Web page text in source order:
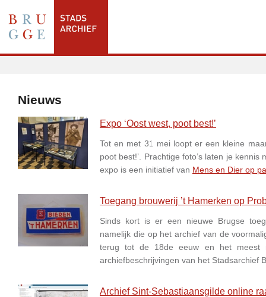
Nieuws
Expo ‘Oost west, poot best!’
Tot en met 31 mei loopt er een kleine
poot best!’. Prachtige foto’s laten je
expo is een initiatief van Mens en Dier op
Toegang brouwerij ’t Hamerken op
Sinds kort is er een nieuwe Brugse
namelijk die op het archief van de
terug tot de 18de eeuw en het meest
archiefbeschrijvingen van het Stadsarchief
Archief Sint-Sebastiaansgilde online